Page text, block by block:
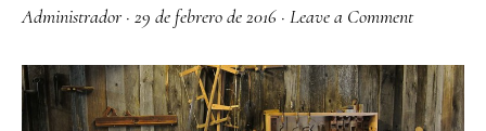
Administrador · 29 de febrero de 2016 · Leave a Comment